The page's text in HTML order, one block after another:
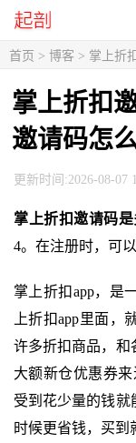
首页 > 博客 > 掌上折
掌上折扣
邀请码怎么
更新时间:2026-08-07
掌上折扣邀请码
4。在注册时，可
掌上折扣app，是
上折扣app里面
许多折扣商品，和
大额新仓优惠券
受到花少量的钱就
时候更省钱，买到